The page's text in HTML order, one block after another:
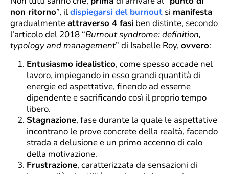
non ritorno”, ildispiegarsi del burnout si manifesta
gradualmenteattraverso 4 fasi ben distinte, secondo
l’articolo del 2018 “Burnout syndrome: definition,
typology and management” di Isabelle Roy, ovvero:
Entusiasmo idealistico, come spesso accade nel
lavoro, impiegando in esso grandi quantità di
energie ed aspettative, finendo ad esserne
dipendente e sacrificando così il proprio tempo
libero.
Stagnazione, fase durante la quale le aspettative
incontrano le prove concrete della realtà, facendo
strada a delusione e un primo accenno di calo
della motivazione.
Frustrazione, caratterizzata da sensazioni di